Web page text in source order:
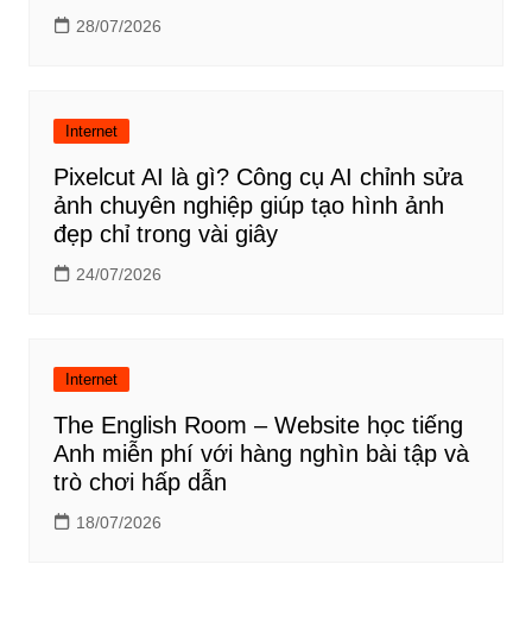
28/07/2026
Internet
Pixelcut AI là gì? Công cụ AI chỉnh sửa
ảnh chuyên nghiệp giúp tạo hình ảnh
đẹp chỉ trong vài giây
24/07/2026
Internet
The English Room – Website học tiếng
Anh miễn phí với hàng nghìn bài tập và
trò chơi hấp dẫn
18/07/2026